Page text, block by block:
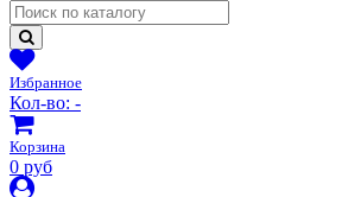
Избранное
Кол-во: -
Корзина
0 руб